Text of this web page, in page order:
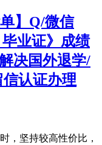
】Q/微信
毕业证》成绩
决国外退学/
认证办理
，坚持较高性价比，